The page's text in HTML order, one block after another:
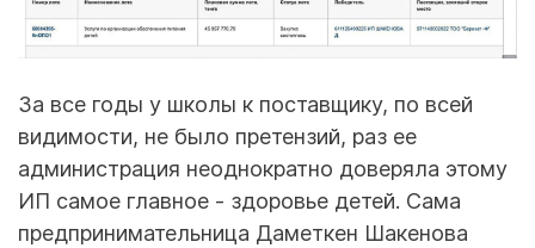
За все годы у школы к поставщику, по всей
видимости, не было претензий, раз ее
администрация неоднократно доверяла этому
ИП самое главное - здоровье детей. Сама
предпринимательница Даметкен Шакенова